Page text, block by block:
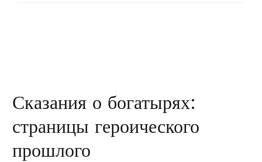
Сказания о богатырях:
страницы героического
прошлого